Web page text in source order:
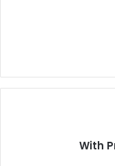
With